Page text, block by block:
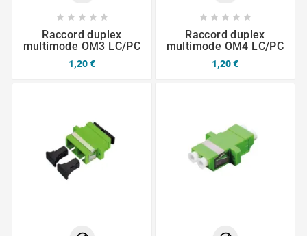
    
Raccord duplex
multimode OM3 LC/PC
1,20 €
    
Raccord duplex
multimode OM4 LC/PC
1,20 €